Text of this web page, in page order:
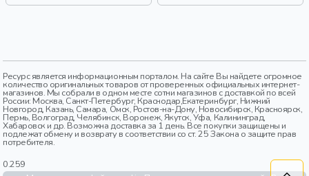
Ресурс является информационным порталом. На сайте Вы найдете огромное
количество оригинальных товаров от проверенных официальных интернет-
магазинов. Мы собрали в одном месте сотни магазинов с доставкой по всей
России: Москва, Санкт-Петербург, Краснодар,Екатеринбург, Нижний
Новгород, Казань, Самара, Омск, Ростов-на-Дону, Новосибирск, Красноярск,
Пермь, Волгоград, Челябинск, Воронеж, Якутск, Уфа, Калининград,
Хабаровск и др. Возможна доставка за 1 день. Все покупки защищены и
подлежат обмену и возврату в соответствии со ст. 25 Закона о защите прав
потребителя.
0.259